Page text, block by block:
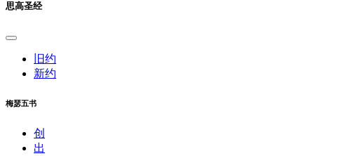
思高圣经
旧约
新约
梅瑟五书
创
出